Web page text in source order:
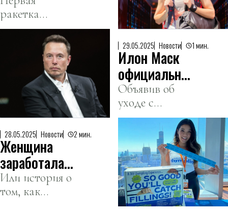
серию на
«Ролан
Гаррос»
ракетка
Казахстана
уверенно
победила
теннисистку из
США Иву
Йович во
втором круге.
29.05.2025 Новости 1 мин.
Илон Маск
официально
покидает
Белый дом
Объявив об
уходе с
госслужбы,
бизнесмен
раскритиковал
«огромные
расходы»
Трампа.
28.05.2025 Новости 2 мин.
Женщина
заработала
тысячи
долларов на
Или история о
том, как